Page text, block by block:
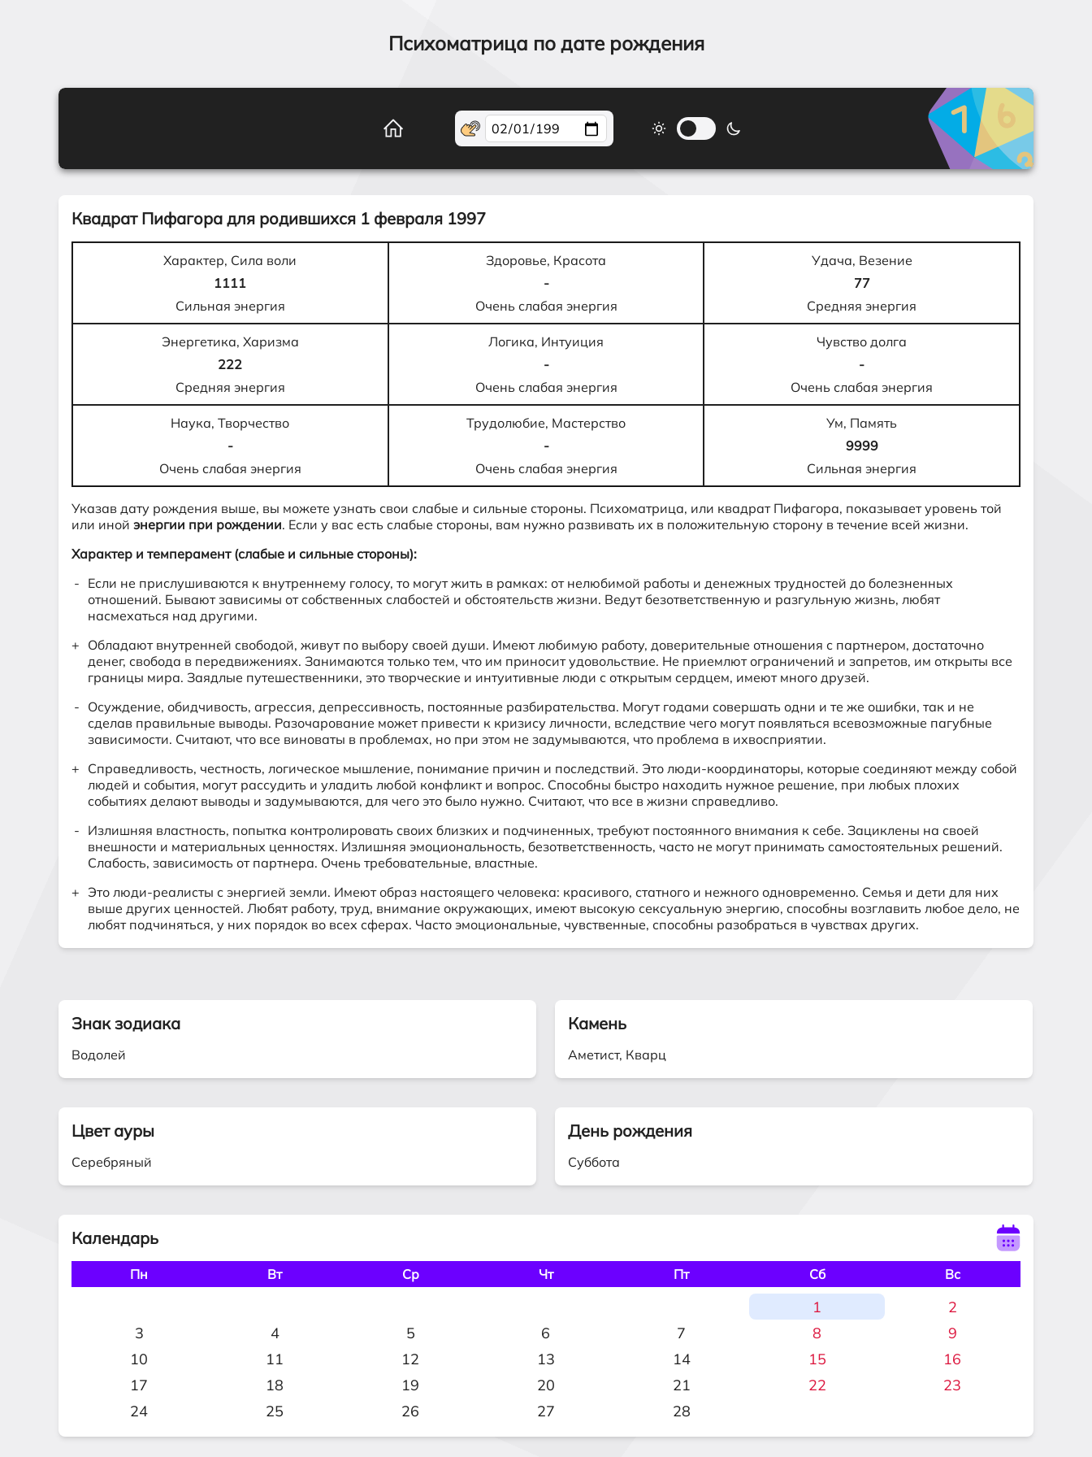
Психоматрица по дате рождения
Квадрат Пифагора для родившихся 1 февраля 1997
Характер, Сила воли
1111
Сильная энергия
Здоровье, Красота
-
Очень слабая энергия
Удача, Везение
77
Средняя энергия
Энергетика, Харизма
222
Средняя энергия
Логика, Интуиция
-
Очень слабая энергия
Чувство долга
-
Очень слабая энергия
Наука, Творчество
-
Очень слабая энергия
Трудолюбие, Мастерство
-
Очень слабая энергия
Ум, Память
9999
Сильная энергия
Указав дату рождения выше, вы можете узнать свои слабые и сильные стороны. Психоматрица, или квадрат Пифагора, показывает уровень той
или иной энергии при рождении. Если у вас есть слабые стороны, вам нужно развивать их в положительную сторону в течение всей жизни.
Характер и темперамент (слабые и сильные стороны):
Если не прислушиваются к внутреннему голосу, то могут жить в рамках: от нелюбимой работы и денежных трудностей до болезненных
отношений. Бывают зависимы от собственных слабостей и обстоятельств жизни. Ведут безответственную и разгульную жизнь, любят
насмехаться над другими.
Обладают внутренней свободой, живут по выбору своей души. Имеют любимую работу, доверительные отношения с партнером, достаточно
денег, свобода в передвижениях. Занимаются только тем, что им приносит удовольствие. Не приемлют ограничений и запретов, им открыты все
границы мира. Заядлые путешественники, это творческие и интуитивные люди с открытым сердцем, имеют много друзей.
Осуждение, обидчивость, агрессия, депрессивность, постоянные разбирательства. Могут годами совершать одни и те же ошибки, так и не
сделав правильные выводы. Разочарование может привести к кризису личности, вследствие чего могут появляться всевозможные пагубные
зависимости. Считают, что все виноваты в проблемах, но при этом не задумываются, что проблема в ихвосприятии.
Справедливость, честность, логическое мышление, понимание причин и последствий. Это люди-координаторы, которые соединяют между собой
людей и события, могут рассудить и уладить любой конфликт и вопрос. Способны быстро находить нужное решение, при любых плохих
событиях делают выводы и задумываются, для чего это было нужно. Считают, что все в жизни справедливо.
Излишняя властность, попытка контролировать своих близких и подчиненных, требуют постоянного внимания к себе. Зациклены на своей
внешности и материальных ценностях. Излишняя эмоциональность, безответственность, часто не могут принимать самостоятельных решений.
Слабость, зависимость от партнера. Очень требовательные, властные.
Это люди-реалисты с энергией земли. Имеют образ настоящего человека: красивого, статного и нежного одновременно. Семья и дети для них
выше других ценностей. Любят работу, труд, внимание окружающих, имеют высокую сексуальную энергию, способны возглавить любое дело, не
любят подчиняться, у них порядок во всех сферах. Часто эмоциональные, чувственные, способны разобраться в чувствах других.
Знак зодиака
Водолей
Камень
Аметист, Кварц
Цвет ауры
Серебряный
День рождения
Суббота
Календарь
Пн Вт Ср Чт Пт Сб Вс
1
2
3
4 5 6 7 8
9
10
11 12 13 14 15
16
17
18 19 20 21 22
23
24
25 26 27 28